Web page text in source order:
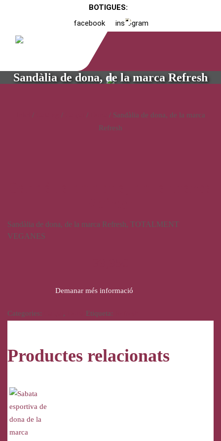
BOTIGUES:
facebook
instagram
Sandàlia de dona, de la marca Refresh
/ / /
/ Sandàlia de dona, de la marca
Refresh
Sandàlia de dona, de la marca Refresh, TOTALMENT
VEGANES
Demanar més informació
Categories: , Etiqueta:
Productes relacionats